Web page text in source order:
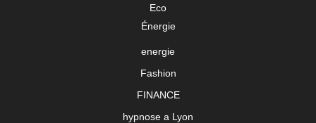
Eco
Énergie
energie
Fashion
FINANCE
hypnose a Lyon